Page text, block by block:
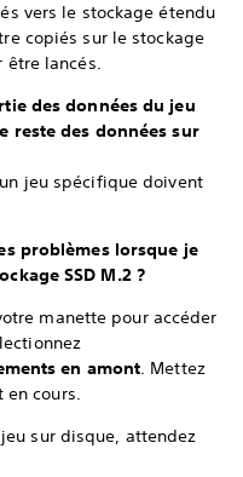
vers le stockage étendu
copiés sur le stockage
être lancés.
des données du jeu
reste des données sur
jeu spécifique doivent
problèmes lorsque je
SSD M.2 ?
manette pour accéder
en amont. Mettez
en cours.
sur disque, attendez